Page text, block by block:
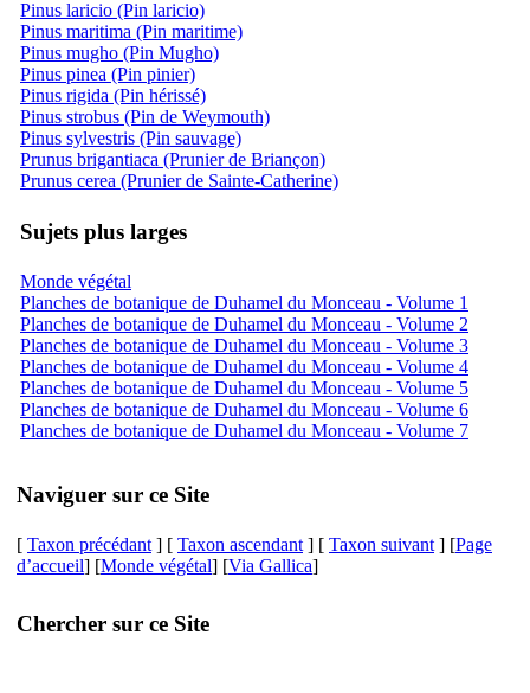
Pinus laricio (Pin laricio)
Pinus maritima (Pin maritime)
Pinus mugho (Pin Mugho)
Pinus pinea (Pin pinier)
Pinus rigida (Pin hérissé)
Pinus strobus (Pin de Weymouth)
Pinus sylvestris (Pin sauvage)
Prunus brigantiaca (Prunier de Briançon)
Prunus cerea (Prunier de Sainte-Catherine)
Sujets plus larges
Monde végétal
Planches de botanique de Duhamel du Monceau - Volume 1
Planches de botanique de Duhamel du Monceau - Volume 2
Planches de botanique de Duhamel du Monceau - Volume 3
Planches de botanique de Duhamel du Monceau - Volume 4
Planches de botanique de Duhamel du Monceau - Volume 5
Planches de botanique de Duhamel du Monceau - Volume 6
Planches de botanique de Duhamel du Monceau - Volume 7
Naviguer sur ce Site
[ Taxon précédant ] [ Taxon ascendant ] [ Taxon suivant ] [Page
d’accueil] [Monde végétal] [Via Gallica]
Chercher sur ce Site